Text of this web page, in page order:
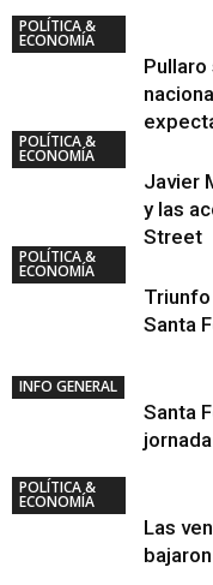
POLÍTICA &
ECONOMÍA
POLÍTICA &
ECONOMÍA
Javier
y las
Street
POLÍTICA &
ECONOMÍA
Santa
INFO GENERAL
Santa
POLÍTICA &
ECONOMÍA
Las